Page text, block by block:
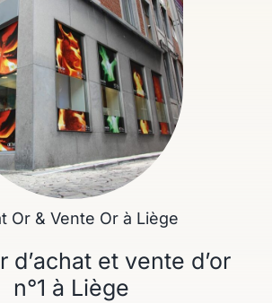
Or & Vente Or à Liège
d’achat et vente d’or
n°1 à Liège